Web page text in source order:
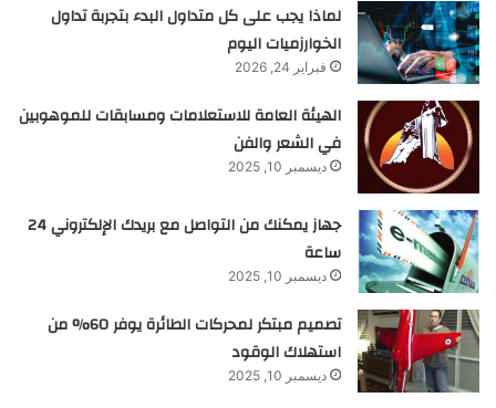
لماذا يجب على كل متداول البدء بتجربة تداول
الخوارزميات اليوم
فبراير 24, 2026
الهيئة العامة للاستعلامات ومسابقات للموهوبين
في الشعر والفن
ديسمبر 10, 2025
جهاز يمكنك من التواصل مع بريدك الإلكتروني 24
ساعة
ديسمبر 10, 2025
تصميم مبتكر لمحركات الطائرة يوفر 60% من
استهلاك الوقود
ديسمبر 10, 2025